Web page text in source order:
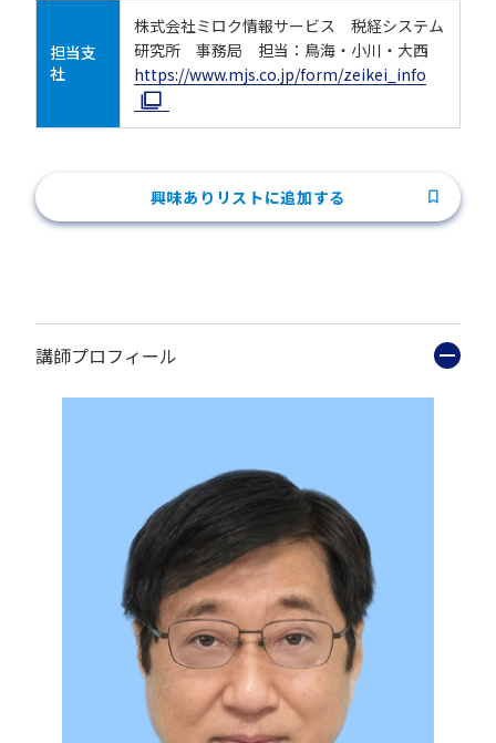
担当支
社
株式会社ミロク情報サービス 税経システム
研究所 事務局 担当：鳥海・小川・大西
https://www.mjs.co.jp/form/zeikei_info
興味ありリストに追加する
講師プロフィール